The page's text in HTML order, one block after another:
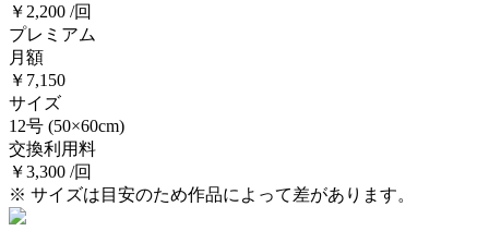
￥2,200 /回
プレミアム
月額
￥7,150
サイズ
12号 (50×60cm)
交換利用料
￥3,300 /回
※ サイズは目安のため作品によって差があります。